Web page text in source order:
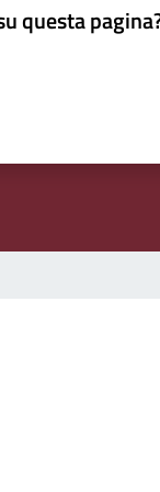
questa